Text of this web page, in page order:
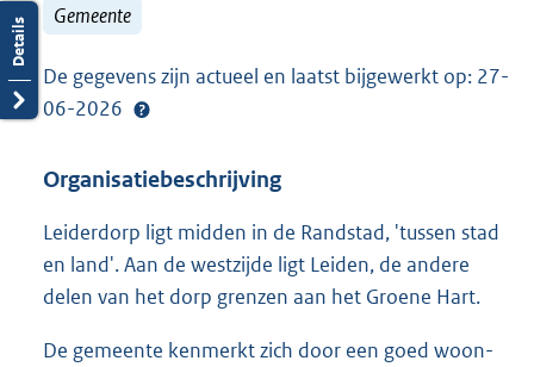
Gemeente
De gegevens zijn actueel en laatst bijgewerkt op: 27-
06-2026
Organisatiebeschrijving
Leiderdorp ligt midden in de Randstad, 'tussen stad
en land'. Aan de westzijde ligt Leiden, de andere
delen van het dorp grenzen aan het Groene Hart.
De gemeente kenmerkt zich door een goed woon-